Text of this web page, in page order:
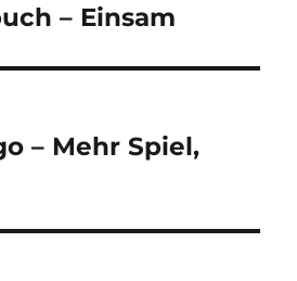
– Einsam
– Mehr Spiel,